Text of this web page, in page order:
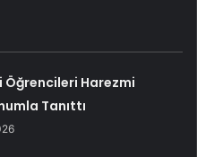
Öğrencileri Harezmi
Tanıttı